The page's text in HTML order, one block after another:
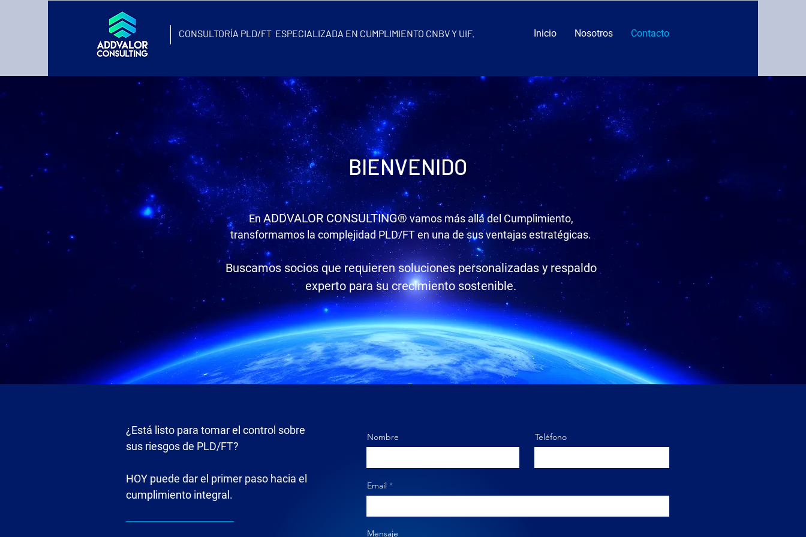
CONSULTORÍA PLD/FT ESPECIALIZADA EN CUMPLIMIENTO CNBV Y UIF. Inicio Nosotros Contacto
BIENVENIDO
EnADDVALOR CONSULTING® vamos más allá del Cumplimiento,
transformamos la complejidad PLD/FT en una de sus ventajas estratégicas.
Buscamos socios que requieren soluciones personalizadas y respaldo
experto para su crecimiento sostenible.
¿Está listo para tomar el control sobre
sus riesgos de PLD/FT?
HOY puede dar el primer paso hacia el
cumplimiento integral.
Nombre Teléfono
Email
Mensaje